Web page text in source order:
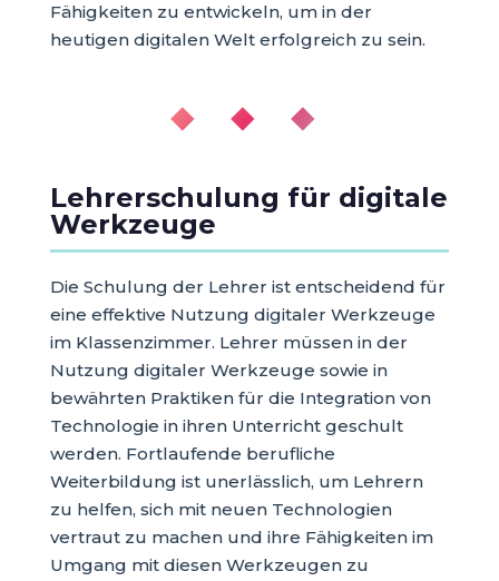
Fähigkeiten zu entwickeln, um in der
heutigen digitalen Welt erfolgreich zu sein.
◆ ◆ ◆
Lehrerschulung für digitale
Werkzeuge
Die Schulung der Lehrer ist entscheidend für
eine effektive Nutzung digitaler Werkzeuge
im Klassenzimmer. Lehrer müssen in der
Nutzung digitaler Werkzeuge sowie in
bewährten Praktiken für die Integration von
Technologie in ihren Unterricht geschult
werden. Fortlaufende berufliche
Weiterbildung ist unerlässlich, um Lehrern
zu helfen, sich mit neuen Technologien
vertraut zu machen und ihre Fähigkeiten im
Umgang mit diesen Werkzeugen zu